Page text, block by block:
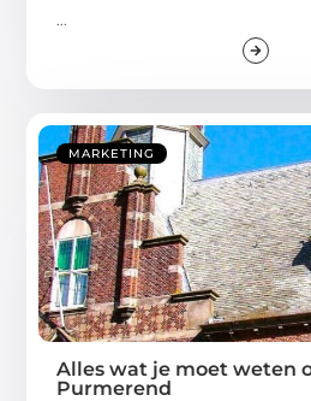
MARKETING
Alles wat je moet weten
Purmerend